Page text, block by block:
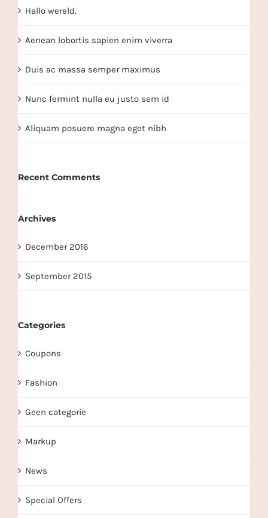
Hallo wereld.
Aenean lobortis sapien enim viverra
Duis ac massa semper maximus
Nunc fermint nulla eu justo sem id
Aliquam posuere magna eget nibh
Recent Comments
Archives
December 2016
September 2015
Categories
Coupons
Fashion
Geen categorie
Markup
News
Special Offers